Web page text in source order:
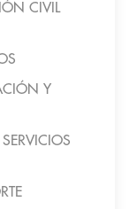
CIVIL
Y